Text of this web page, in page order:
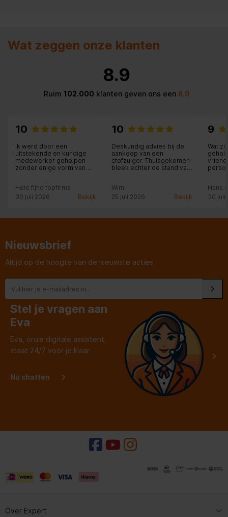
Wat zeggen onze klanten
8.9
Ruim 102.000 klanten geven ons een8.9
10
Ik werd door een
uitstekende en kundige
medewerker geholpen
zonder enige vorm van
wel uitleg over het ene of
andere apparaat, de
Hele fijne topfirma
30 juli 2026
Bekijk
10
Deskundig advies bij de
aankoop van een
stofzuiger. Thuisgekomen
bleek echter de stand van
medewerker voorzag ons
onmiddellijk van een
opgelost!
Wim
25 juli 2026
Bekijk
9
Wat
Hans
30 juli
Nieuwsbrief
Altijd op de hoogte van de nieuwste acties
Stel je vragen aan
Eva
Eva, onze digitale assistent,
staat 24/7 voor je klaar
Nu chatten
Over Expert